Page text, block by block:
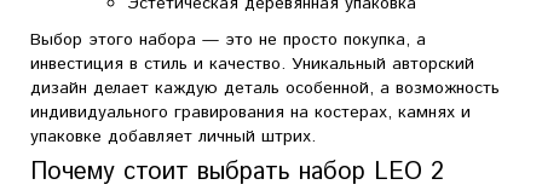
Выбор этого набора — это не просто покупка, а
инвестиция в стиль и качество. Уникальный авторский
дизайн делает каждую деталь особенной, а возможность
индивидуального гравирования на костерах, камнях и
упаковке добавляет личный штрих.
Почему стоит выбрать набор LEO 2